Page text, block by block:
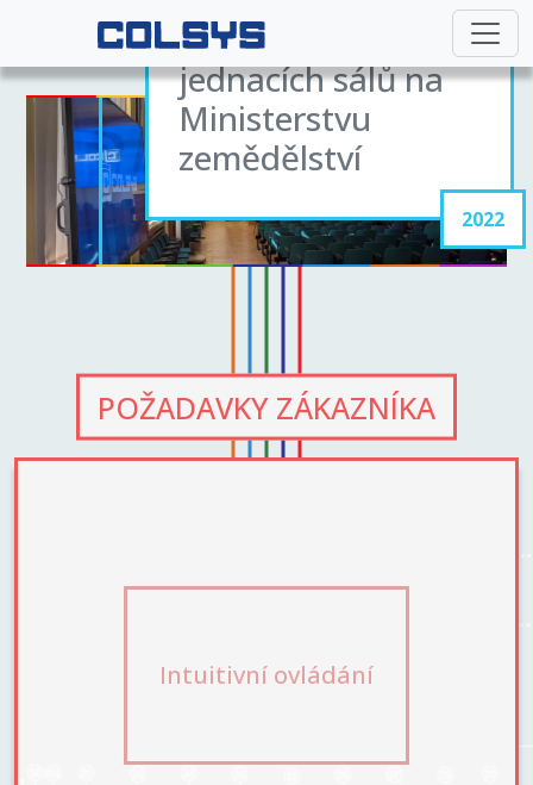
Modernizace
jednacích sálů na
Ministerstvu
zemědělství
2022
POŽADAVKY ZÁKAZNÍKA
Intuitivní ovládání